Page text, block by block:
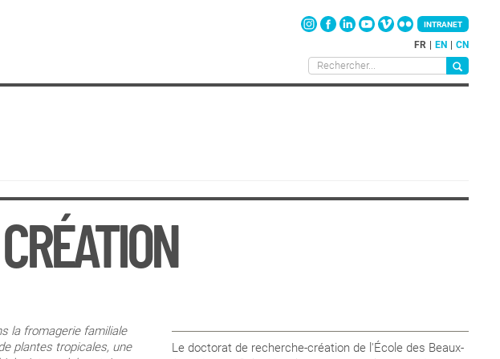
FR EN CN
INTRANET
la fromagerie familiale
plantes tropicales, une
Le doctorat de recherche-création de l'École des Beaux-